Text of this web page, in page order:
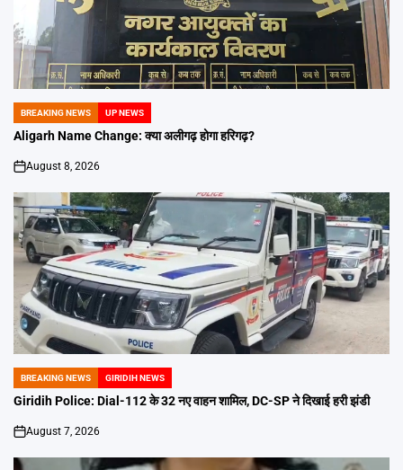
POSTED
IN
BREAKING NEWS UP NEWS
Aligarh Name Change: क्या अलीगढ़ होगा हरिगढ़?
on
August 8, 2026
POSTED
IN
BREAKING NEWS GIRIDIH NEWS
Giridih Police: Dial-112 के 32 नए वाहन शामिल, DC-SP ने दिखाई हरी झंडी
on
August 7, 2026